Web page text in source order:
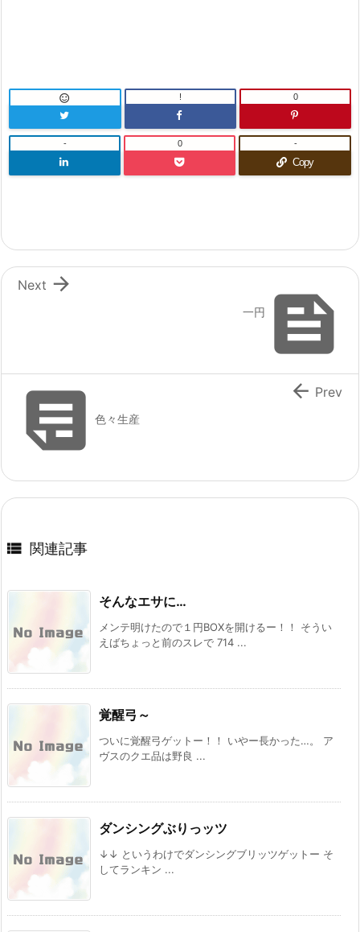
 ! 0
- 0
Copy
-

一円

Next
色々生産
 Prev
 関連記事
そんなエサに…
メンテ明けたので１円BOXを開けるー！！ そうい
えばちょっと前のスレで 714 ...
覚醒弓～
ついに覚醒弓ゲットー！！ いやー長かった…。 ア
ヴスのクエ品は野良 ...
ダンシングぶりっッツ
↓↓ というわけでダンシングブリッツゲットー そ
してランキン ...